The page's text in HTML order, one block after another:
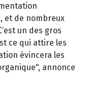
et de nombreux
un des gros
ce qui attire les
évincera les
annonce